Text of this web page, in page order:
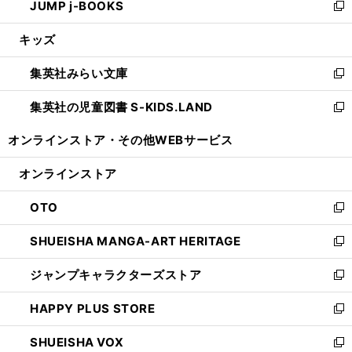
で
開
ド
ウ
開
く
ィ
ン
ウ
で
開
く
い
ウ
ン
ド
ウ
で
JUMP j-BOOKS
新
し
ウ
ィ
ン
ド
開
キッズ
集英社みらい文庫
新
し
い
ン
ウ
で
開
く
集英社の児童図書 S-KIDS.LAND
新
ウ
ン
ド
ウ
で
開
く
オンラインストア・ その他WEBサービス
オンラインストア
OTO
新
し
い
ウ
ィ
ン
ド
ウ
で
SHUEISHA MANGA-ART HERITAGE
新
し
い
ウ
ィ
ン
ド
ジャンプキャラクターズストア
新
し
い
ウ
ィ
HAPPY PLUS STORE
新
し
い
SHUEISHA VOX
新